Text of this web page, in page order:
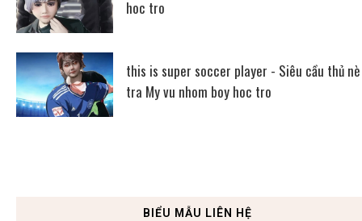
hoc tro
this is super soccer player - Siêu cầu thủ
tra My vu nhom boy hoc tro
BIỂU MẪU LIÊN HỆ